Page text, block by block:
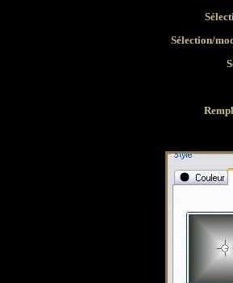
Sélection/